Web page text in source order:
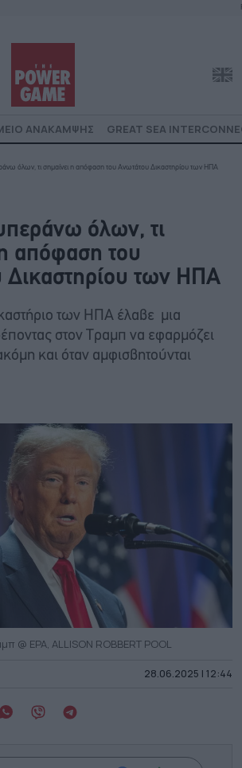
ΑΝΑΚΑΜΨΗΣ GREAT SEA
όλων, τι σημαίνει η απόφαση του Ανωτάτου Δικαστηρίου των ΗΠΑ
όλων, τι
απόφαση του
Δικαστηρίου των ΗΠΑ
των ΗΠΑ έλαβε μια
στον Τραμπ να εφαρμόζει
και όταν αμφισβητούνται
@ EPA, ALLISON ROBBERT POOL
28.06.2025 | 12:44